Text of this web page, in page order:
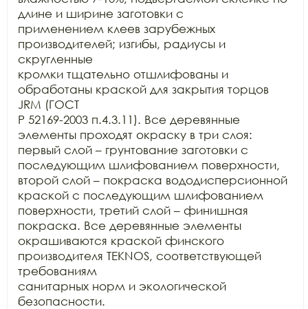
длине и ширине заготовки с
применением клеев зарубежных
производителей; изгибы, радиусы и
скругленные
кромки тщательно отшлифованы и
обработаны краской для закрытия торцов
JRM (ГОСТ
Р 52169-2003 п.4.3.11). Все деревянные
элементы проходят окраску в три слоя:
первый слой – грунтование заготовки с
последующим шлифованием поверхности,
второй слой – покраска вододисперсионной
краской с последующим шлифованием
поверхности, третий слой – финишная
покраска. Все деревянные элементы
окрашиваются краской финского
производителя TEKNOS, соответствующей
требованиям
санитарных норм и экологической
безопасности.